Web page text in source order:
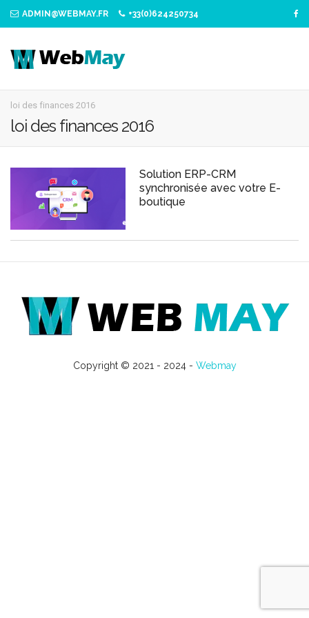
ADMIN@WEBMAY.FR +33(0)624250734
loi des finances 2016
loi des finances 2016
Solution ERP-CRM
synchronisée avec votre E-
boutique
Copyright © 2021 - 2024 - Webmay